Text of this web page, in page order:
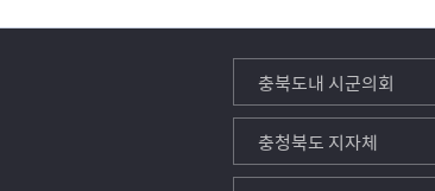
충북도내 시군의회
충청북도 지자체